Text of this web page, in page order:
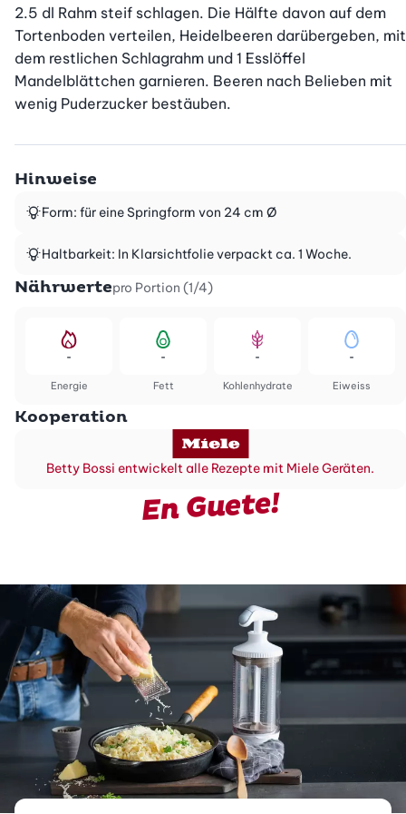
2.5 dl Rahm steif schlagen. Die Hälfte davon auf dem
Tortenboden verteilen, Heidelbeeren darübergeben, mit
dem restlichen Schlagrahm und 1 Esslöffel
Mandelblättchen garnieren. Beeren nach Belieben mit
wenig Puderzucker bestäuben.
Hinweise
Form: für eine Springform von 24 cm Ø
Haltbarkeit: In Klarsichtfolie verpackt ca. 1 Woche.
Nährwertepro Portion (1/4)
Energie
-
Fett
-
Kohlenhydrate
-
Eiweiss
-
Kooperation
Betty Bossi entwickelt alle Rezepte mit Miele Geräten.
En Guete!